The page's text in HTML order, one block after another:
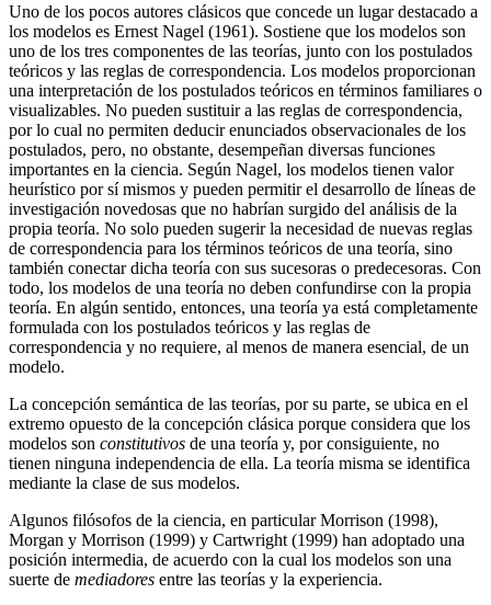
Uno de los pocos autores clásicos que concede un lugar destacado a
los modelos es Ernest Nagel (1961). Sostiene que los modelos son
uno de los tres componentes de las teorías, junto con los postulados
teóricos y las reglas de correspondencia. Los modelos proporcionan
una interpretación de los postulados teóricos en términos familiares o
visualizables. No pueden sustituir a las reglas de correspondencia,
por lo cual no permiten deducir enunciados observacionales de los
postulados, pero, no obstante, desempeñan diversas funciones
importantes en la ciencia. Según Nagel, los modelos tienen valor
heurístico por sí mismos y pueden permitir el desarrollo de líneas de
investigación novedosas que no habrían surgido del análisis de la
propia teoría. No solo pueden sugerir la necesidad de nuevas reglas
de correspondencia para los términos teóricos de una teoría, sino
también conectar dicha teoría con sus sucesoras o predecesoras. Con
todo, los modelos de una teoría no deben confundirse con la propia
teoría. En algún sentido, entonces, una teoría ya está completamente
formulada con los postulados teóricos y las reglas de
correspondencia y no requiere, al menos de manera esencial, de un
modelo.
La concepción semántica de las teorías, por su parte, se ubica en el
extremo opuesto de la concepción clásica porque considera que los
modelos son constitutivos de una teoría y, por consiguiente, no
tienen ninguna independencia de ella. La teoría misma se identifica
mediante la clase de sus modelos.
Algunos filósofos de la ciencia, en particular Morrison (1998),
Morgan y Morrison (1999) y Cartwright (1999) han adoptado una
posición intermedia, de acuerdo con la cual los modelos son una
suerte de mediadores entre las teorías y la experiencia.